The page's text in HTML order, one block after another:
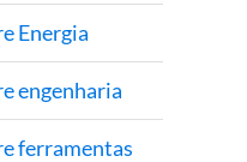
Energia
engenharia
ferramentas